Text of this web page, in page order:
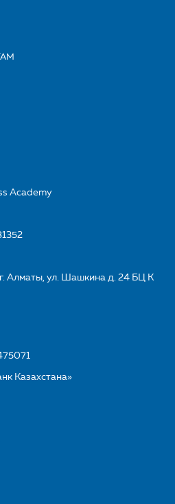
Academy
Алматы, ул. Шашкина д. 24 БЦ K
Казахстана»